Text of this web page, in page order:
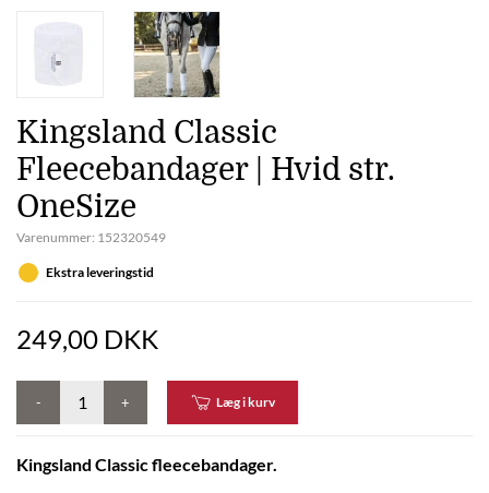
Kingsland Classic
Fleecebandager | Hvid str.
OneSize
Varenummer: 152320549
Ekstra leveringstid
249,00 DKK
- + Læg i kurv
Kingsland Classic fleecebandager.